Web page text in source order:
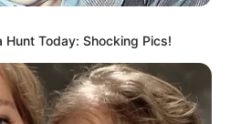
Hunt Today: Shocking Pics!